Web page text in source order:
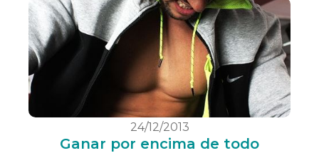
24/12/2013
Ganar por encima de todo